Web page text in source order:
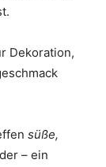
Dekoration,
süße,
– ein